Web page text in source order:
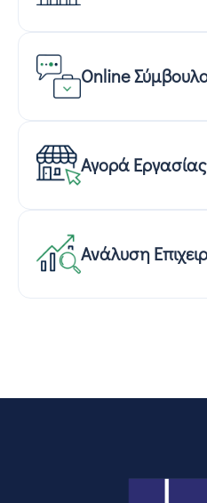
Online
Αγορά Εργασίας
Ανάλυση